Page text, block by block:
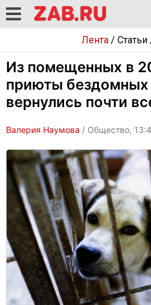
Лента/ Статьи
Из помещенных в
приюты бездомных
вернулись почти
Валерия Наумова / Общество,